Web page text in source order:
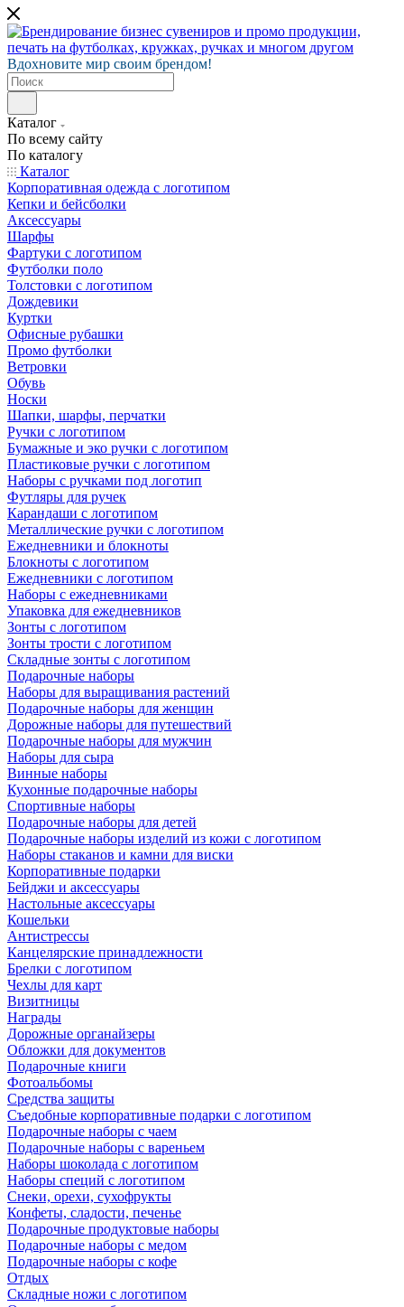
Вдохновите мир своим брендом!
Каталог
По всему сайту
По каталогу
Каталог
Корпоративная одежда с логотипом
Кепки и бейсболки
Аксессуары
Шарфы
Фартуки с логотипом
Футболки поло
Толстовки с логотипом
Дождевики
Куртки
Офисные рубашки
Промо футболки
Ветровки
Обувь
Носки
Шапки, шарфы, перчатки
Ручки с логотипом
Бумажные и эко ручки с логотипом
Пластиковые ручки с логотипом
Наборы с ручками под логотип
Футляры для ручек
Карандаши с логотипом
Металлические ручки с логотипом
Ежедневники и блокноты
Блокноты с логотипом
Ежедневники с логотипом
Наборы с ежедневниками
Упаковка для ежедневников
Зонты с логотипом
Зонты трости с логотипом
Складные зонты с логотипом
Подарочные наборы
Наборы для выращивания растений
Подарочные наборы для женщин
Дорожные наборы для путешествий
Подарочные наборы для мужчин
Наборы для сыра
Винные наборы
Кухонные подарочные наборы
Спортивные наборы
Подарочные наборы для детей
Подарочные наборы изделий из кожи с логотипом
Наборы стаканов и камни для виски
Корпоративные подарки
Бейджи и аксессуары
Настольные аксессуары
Кошельки
Антистрессы
Канцелярские принадлежности
Брелки с логотипом
Чехлы для карт
Визитницы
Награды
Дорожные органайзеры
Обложки для документов
Подарочные книги
Фотоальбомы
Средства защиты
Съедобные корпоративные подарки с логотипом
Подарочные наборы с чаем
Подарочные наборы с вареньем
Наборы шоколада с логотипом
Наборы специй с логотипом
Снеки, орехи, сухофрукты
Конфеты, сладости, печенье
Подарочные продуктовые наборы
Подарочные наборы с медом
Подарочные наборы с кофе
Отдых
Складные ножи с логотипом